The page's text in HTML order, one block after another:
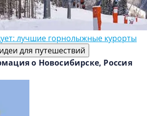
лучшие горнолыжные курорты
для путешествий
о Новосибирске, Россия